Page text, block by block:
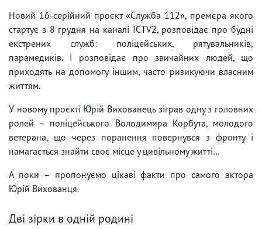
Новий 16-серійний проєкт «Служба 112», прем’єра якого
стартує з 8 грудня на каналі ICTV2, розповідає про будні
екстрених служб: поліцейських, рятувальників,
парамедиків. І розповідає про звичайних людей, що
приходять на допомогу іншим, часто ризикуючи власним
життям.
У новому проєкті Юрій Вихованець зіграв одну з головних
ролей – поліцейського Володимира Корбута, молодого
ветерана, що через поранення повернувся з фронту і
намагається знайти своє місце у цивільному житті…
А поки – пропонуємо цікаві факти про самого актора
Юрій Вихованця.
Дві зірки в одній родині